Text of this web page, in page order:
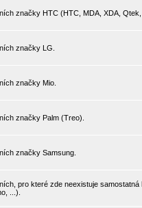
značky HTC (HTC, MDA, XDA,
značky LG.
značky Mio.
značky Palm (Treo).
značky Samsung.
pro které zde neexistuje
...).